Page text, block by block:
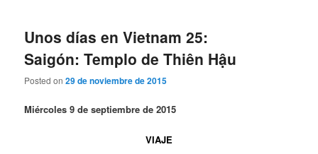
Unos días en Vietnam 25:
Saigón: Templo de Thiên Hậu
Posted on29 de noviembre de 2015
Miércoles 9 de septiembre de 2015
VIAJE